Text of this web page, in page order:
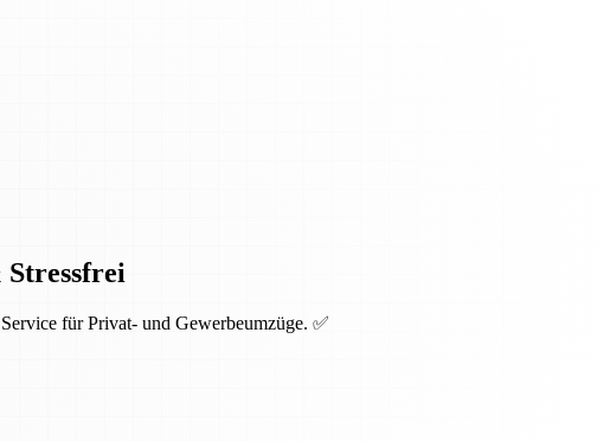
Stressfrei
für Privat- und Gewerbeumzüge. ✅